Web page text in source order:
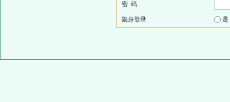
密 码
隐身登录